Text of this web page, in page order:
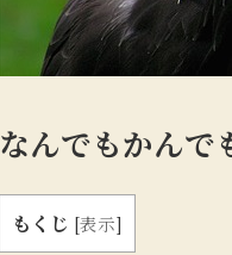
なんでもかんで
もくじ [表示]